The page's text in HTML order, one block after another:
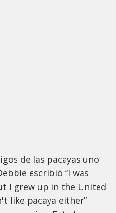
de las pacayas uno
escribió “I was
I grew up in the United
like pacaya either”